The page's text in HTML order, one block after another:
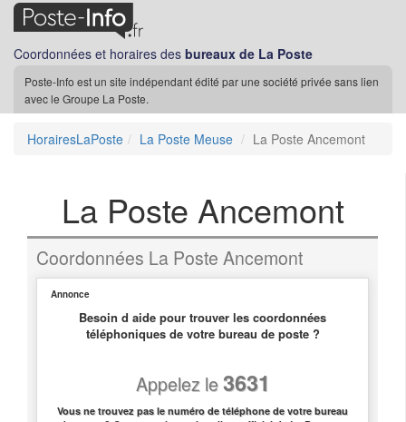
Coordonnées et horaires des bureaux de La Poste
Poste-Info est un site indépendant édité par une société privée sans lien
avec le Groupe La Poste.
HorairesLaPoste La Poste Meuse La Poste Ancemont
La Poste Ancemont
Coordonnées La Poste Ancemont
Annonce
Besoin d aide pour trouver les coordonnées
téléphoniques de votre bureau de poste ?
Appelez le3631
Vous ne trouvez pas le numéro de téléphone de votre bureau